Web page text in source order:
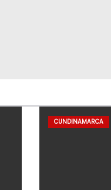
CUNDINAMARCA